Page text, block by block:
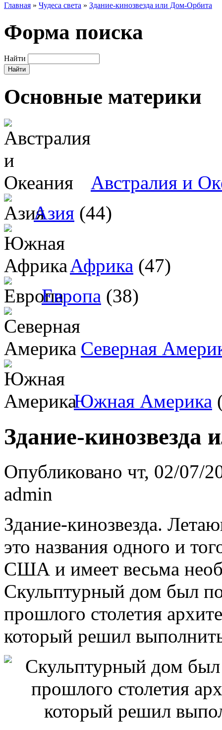
Главная » Чудеса света » Здание-кинозвезда или Дом-Орбита
Форма поиска
Найти
Основные материки
Австралия и
Азия (44)
Африка (47)
Европа (38)
Северная
Южная Америка
Здание-
Опубликовано чт, 02/07/
admin
Здание-кинозвезда.
это названия одного и
США и имеет весьма
Скульптурный дом был
прошлого столетия
который решил